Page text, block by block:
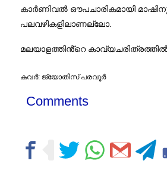
കാർണിവൽ ഔപചാരികമായി
പലവഴികളിലാണല്ലോ.
മലയാളത്തിൻ്റെ
കവർ: ജ്യോതിസ് പരവൂർ
Comments